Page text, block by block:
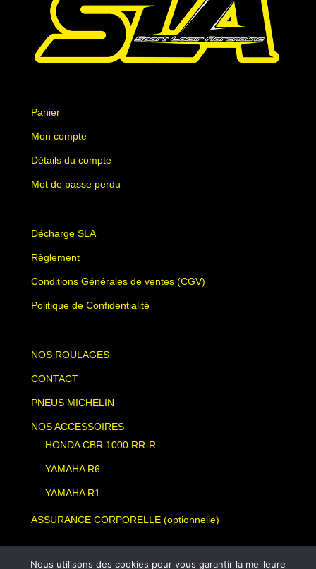
Panier
Mon compte
Détails du compte
Mot de passe perdu
Décharge SLA
Règlement
Conditions Générales de ventes (CGV)
Politique de Confidentialité
NOS ROULAGES
CONTACT
PNEUS MICHELIN
NOS ACCESSOIRES
HONDA CBR 1000 RR-R
YAMAHA R6
YAMAHA R1
ASSURANCE CORPORELLE (optionnelle)
Nous utilisons des cookies pour vous garantir la meilleure